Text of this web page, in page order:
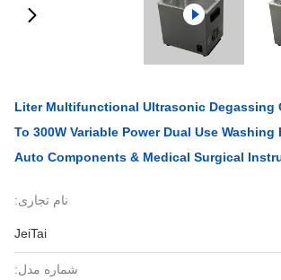
14 Liter Multifunctional Ultrasonic Degassing
To 300W Variable Power Dual Use
Auto Components & Medical Surgical
نام تجاری:
JeiTai
شماره مدل: